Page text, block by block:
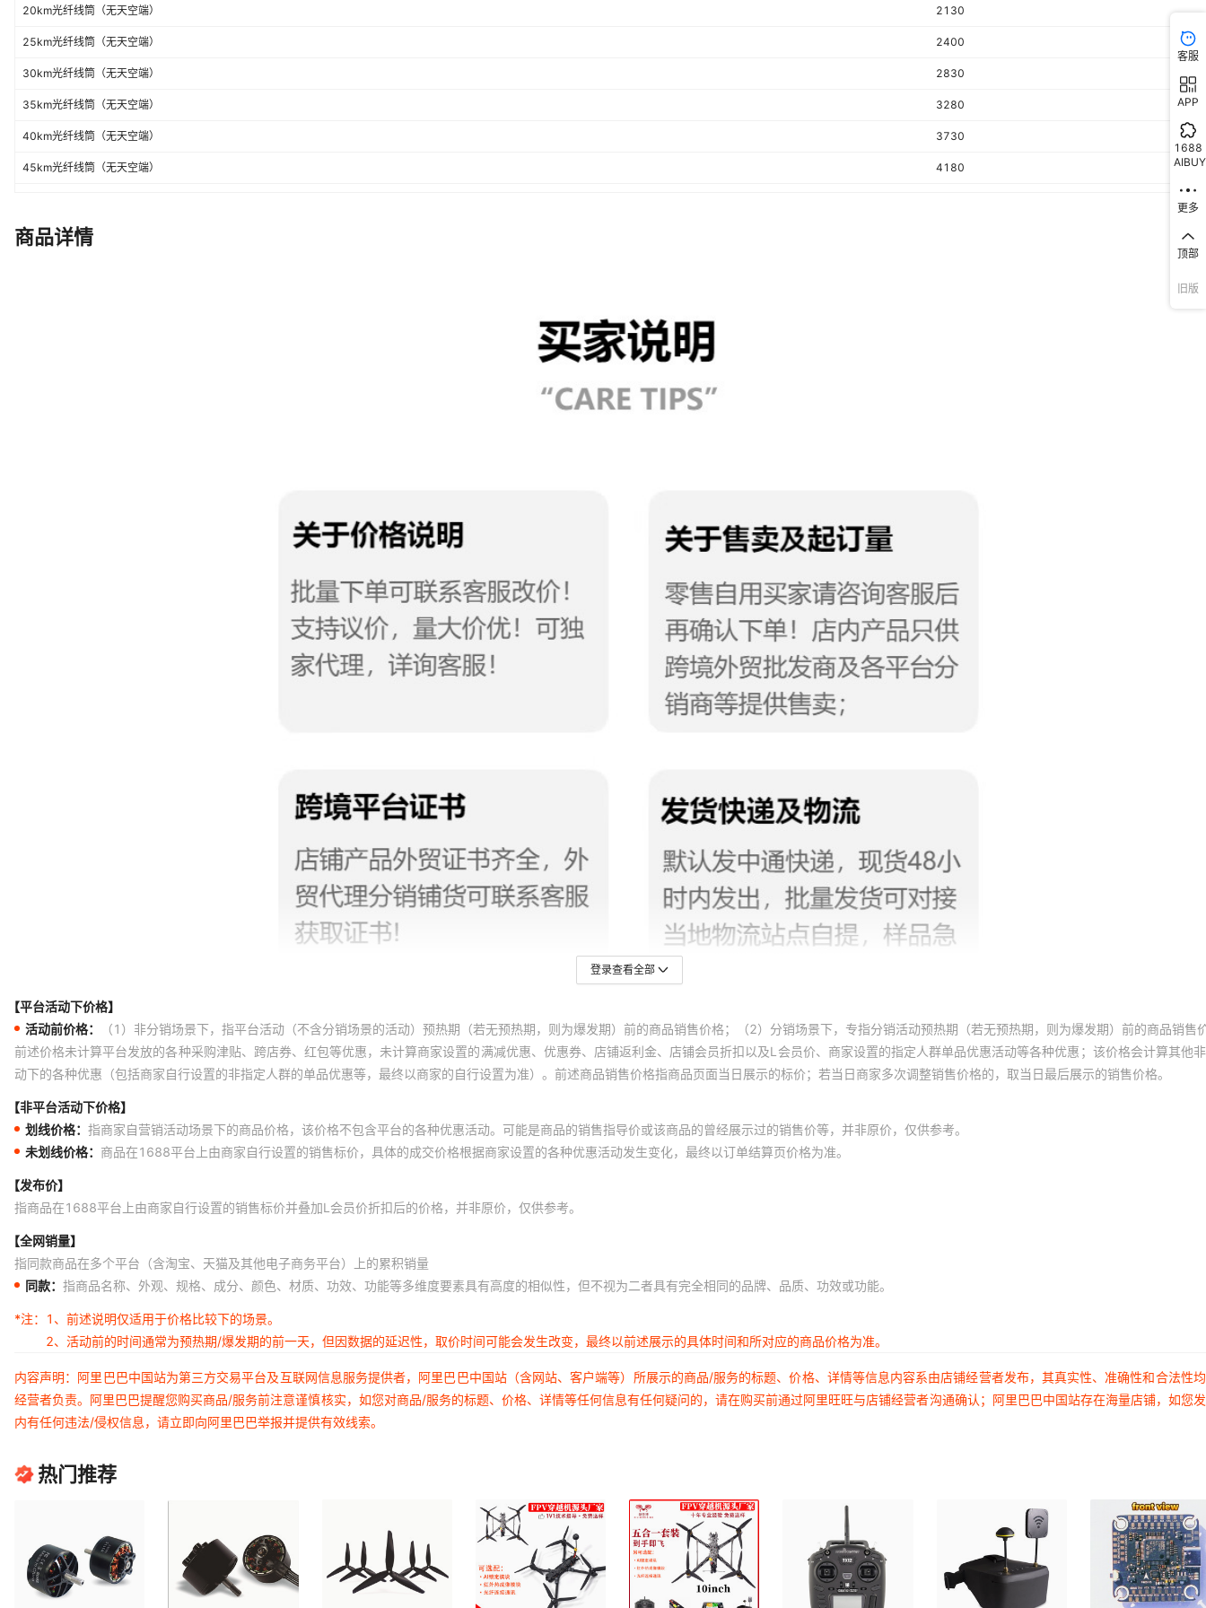
20km光纤线筒（无天空端） 2130
25km光纤线筒（无天空端） 2400
30km光纤线筒（无天空端） 2830
35km光纤线筒（无天空端） 3280
40km光纤线筒（无天空端） 3730
45km光纤线筒（无天空端） 4180
天空端
商品详情
登录查看全部
【平台活动下价格】
活动前价格：
（1）非分销场景下，指平台活动（不含分销场景的活动）预热期（若无预热期，则为爆发期）前的商品销售价格；（2）分销场景下，专指分销活动预热期（若无预热期，则为爆发期）前的商品销售
前述价格未计算平台发放的各种采购津贴、跨店券、红包等优惠，未计算商家设置的满减优惠、优惠券、店铺返利金、店铺会员折扣以及L会员价、商家设置的指定人群单品优惠活动等各种优惠；该价格会计算其他
动下的各种优惠（包括商家自行设置的非指定人群的单品优惠等，最终以商家的自行设置为准）。前述商品销售价格指商品页面当日展示的标价；若当日商家多次调整销售价格的，取当日最后展示的销售价格。
【非平台活动下价格】
划线价格： 指商家自营销活动场景下的商品价格，该价格不包含平台的各种优惠活动。可能是商品的销售指导价或该商品的曾经展示过的销售价等，并非原价，仅供参考。
未划线价格： 商品在1688平台上由商家自行设置的销售标价，具体的成交价格根据商家设置的各种优惠活动发生变化，最终以订单结算页价格为准。
【发布价】
指商品在1688平台上由商家自行设置的销售标价并叠加L会员价折扣后的价格，并非原价，仅供参考。
【全网销量】
指同款商品在多个平台（含淘宝、天猫及其他电子商务平台）上的累积销量
同款： 指商品名称、外观、规格、成分、颜色、材质、功效、功能等多维度要素具有高度的相似性，但不视为二者具有完全相同的品牌、品质、功效或功能。
*注：
1、前述说明仅适用于价格比较下的场景。
2、活动前的时间通常为预热期/爆发期的前一天，但因数据的延迟性，取价时间可能会发生改变，最终以前述展示的具体时间和所对应的商品价格为准。
内容声明：阿里巴巴中国站为第三方交易平台及互联网信息服务提供者，阿里巴巴中国站（含网站、客户端等）所展示的商品/服务的标题、价格、详情等信息内容系由店铺经营者发布，其真实性、准确性和合法性
经营者负责。阿里巴巴提醒您购买商品/服务前注意谨慎核实，如您对商品/服务的标题、价格、详情等任何信息有任何疑问的，请在购买前通过阿里旺旺与店铺经营者沟通确认；阿里巴巴中国站存在海量店铺，如您
内有任何违法/侵权信息，请立即向阿里巴巴举报并提供有效线索。
热门推荐
客服
APP
1688
AIBUY
更多
顶部
旧版